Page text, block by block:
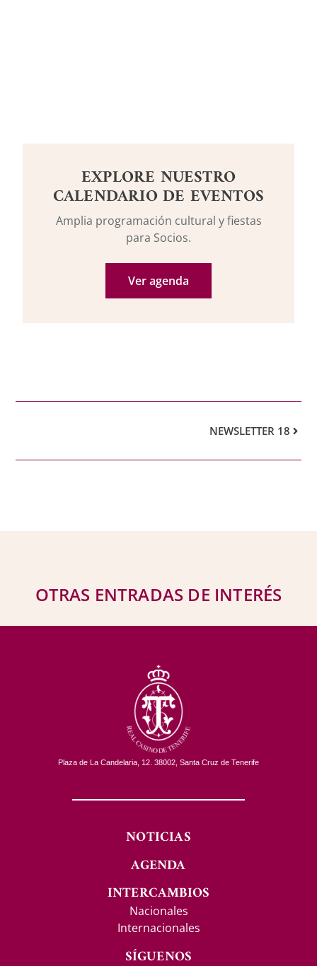
EXPLORE NUESTRO
CALENDARIO DE EVENTOS
Amplia programación cultural y fiestas
para Socios.
Ver agenda
NEWSLETTER 18
OTRAS ENTRADAS DE INTERÉS
Plaza de La Candelaria, 12. 38002, Santa Cruz de Tenerife
NOTICIAS
AGENDA
INTERCAMBIOS
Nacionales
Internacionales
SÍGUENOS